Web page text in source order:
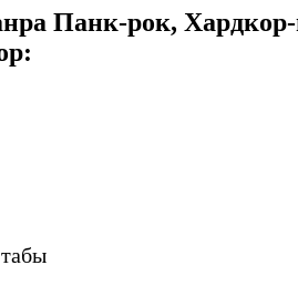
Панк-рок,